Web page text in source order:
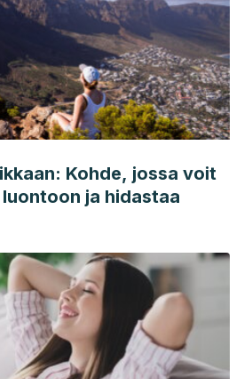
on Nutrition. (2016). Vitamin D
Advisory Committee on Nutrition
10.1007/s00198-015-3440-3
R., & Tan, Y. A. (2003). Palm
In Asia Pacific Journal of
Nutrition and enhancing youthful-
in Dermatology.
Kohde, jossa voit
ja hidastaa